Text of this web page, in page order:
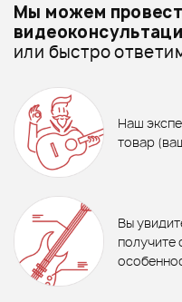
ХИТ
790 ₽
ТЮНЕР-МЕТРОНОМ FORCE
TM-03
В корзину
70 ₽
КОПИЛКА ДЛЯ МЕДИАТОРОВ
STAGG PHB-100 (1 ШТ)
Рейтинг
Отзывы
Медиаторы, копилки -
Медиаторы, копилки -
Медиаторы, копилки -
Мы можем
или быстро
Наш
товар
Вы
получите